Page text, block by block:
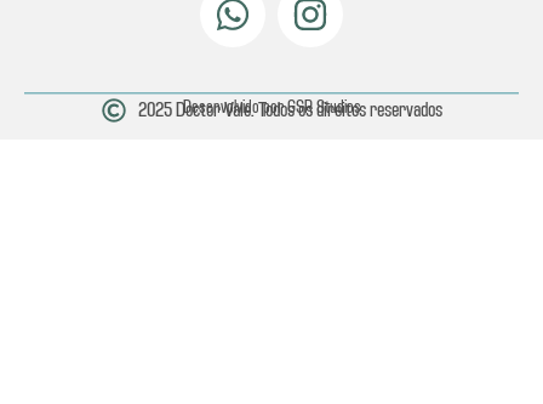
2025 Doctor Vale. Todos os direitos reservados
Desenvolvido por GSR Studios